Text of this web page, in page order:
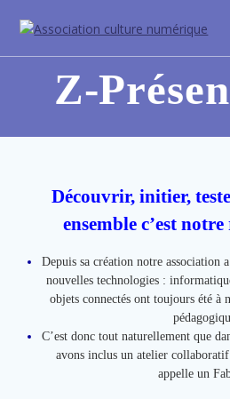
Z-
Découvrir, initier,
ensemble c’est
Depuis sa création notre association
nouvelles technologies :
objets connectés ont toujours été à
C’est donc tout naturellement que
avons inclus un atelier
appelle un